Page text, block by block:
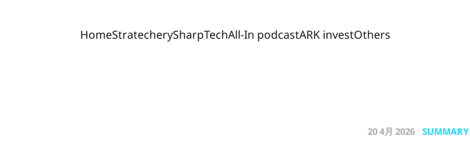
HomeStratecherySharpTechAll-In podcastARK investOthers
20 4月 2026 SUMMARY